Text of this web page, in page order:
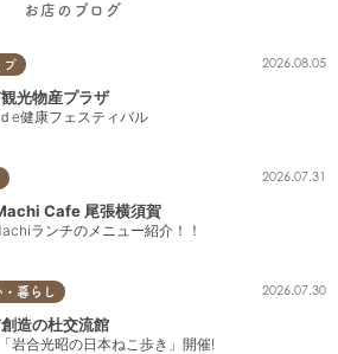
お店のブログ
プ 2026.08.05
光物産プラザ
e健康フェスティバル
2026.07.31
Cafe 尾張横須賀
ランチのメニュー紹介！！
・暮らし 2026.07.30
造の杜交流館
岩合光昭の日本ねこ歩き」開催!